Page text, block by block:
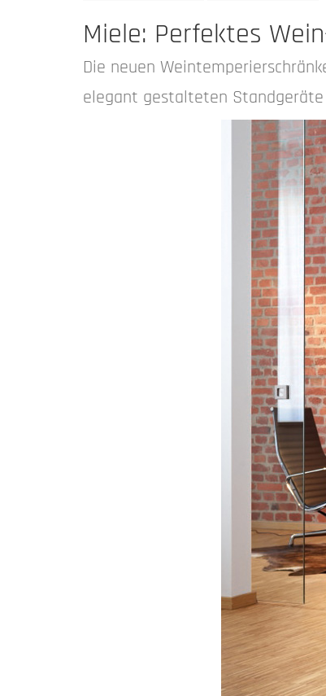
Miele: Perfektes
Die neuen
elegant gestalteten